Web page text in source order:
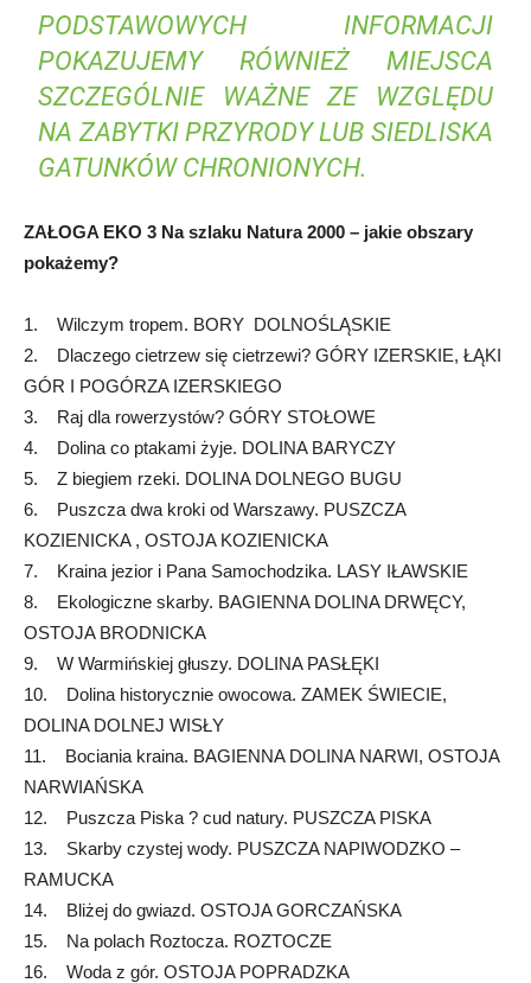
PODSTAWOWYCH INFORMACJI
POKAZUJEMY RÓWNIEŻ MIEJSCA
SZCZEGÓLNIE WAŻNE ZE WZGLĘDU
NA ZABYTKI PRZYRODY LUB SIEDLISKA
GATUNKÓW CHRONIONYCH.
ZAŁOGA EKO 3 Na szlaku Natura 2000 – jakie obszary
pokażemy?
1. Wilczym tropem. BORY DOLNOŚLĄSKIE
2. Dlaczego cietrzew się cietrzewi? GÓRY IZERSKIE, ŁĄKI
GÓR I POGÓRZA IZERSKIEGO
3. Raj dla rowerzystów? GÓRY STOŁOWE
4. Dolina co ptakami żyje. DOLINA BARYCZY
5. Z biegiem rzeki. DOLINA DOLNEGO BUGU
6. Puszcza dwa kroki od Warszawy. PUSZCZA
KOZIENICKA , OSTOJA KOZIENICKA
7. Kraina jezior i Pana Samochodzika. LASY IŁAWSKIE
8. Ekologiczne skarby. BAGIENNA DOLINA DRWĘCY,
OSTOJA BRODNICKA
9. W Warmińskiej głuszy. DOLINA PASŁĘKI
10. Dolina historycznie owocowa. ZAMEK ŚWIECIE,
DOLINA DOLNEJ WISŁY
11. Bociania kraina. BAGIENNA DOLINA NARWI, OSTOJA
NARWIAŃSKA
12. Puszcza Piska ? cud natury. PUSZCZA PISKA
13. Skarby czystej wody. PUSZCZA NAPIWODZKO –
RAMUCKA
14. Bliżej do gwiazd. OSTOJA GORCZAŃSKA
15. Na polach Roztocza. ROZTOCZE
16. Woda z gór. OSTOJA POPRADZKA